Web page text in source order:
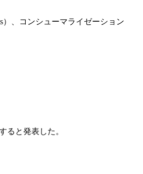
）、コンシューマライゼーション
ると発表した。